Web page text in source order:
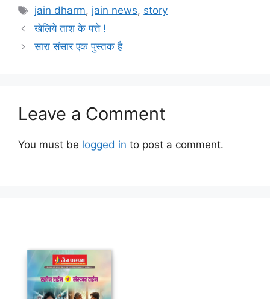
Tags
jain dharm, jain news, story
खेलिये ताश के पत्ते !
सारा संसार एक पुस्तक है
Leave a Comment
You must be logged in to post a comment.